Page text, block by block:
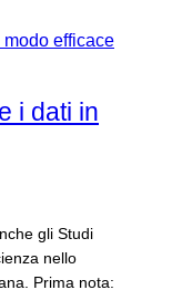
i dati in
gli Studi
nello
Prima nota: